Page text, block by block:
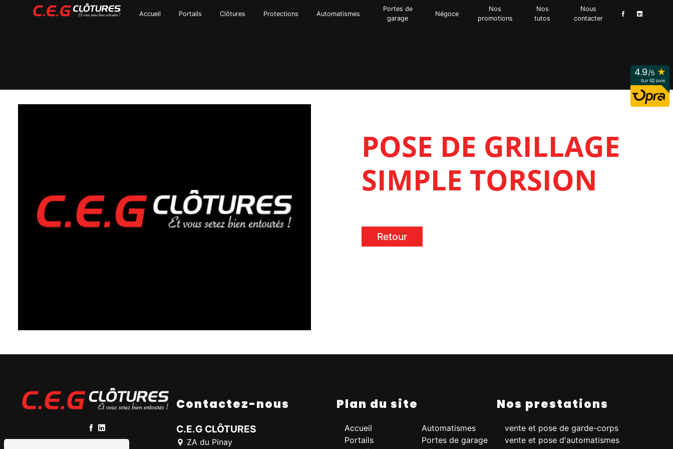
Accueil Portails Clôtures Protections Automatismes
Portes de
garage
Négoce
Nos
promotions
Nos
tutos
Nous
contacter
POSE DE GRILLAGE
SIMPLE TORSION
Retour
Contactez-nous
C.E.G CLÔTURES
ZA du Pinay
Plan du site
Accueil
Portails
Automatismes
Portes de garage
Nos prestations
vente et pose de garde-corps
vente et pose d'automatismes
4.9/5 ★
Sur 62 avis
Panneau de gestion des cookies